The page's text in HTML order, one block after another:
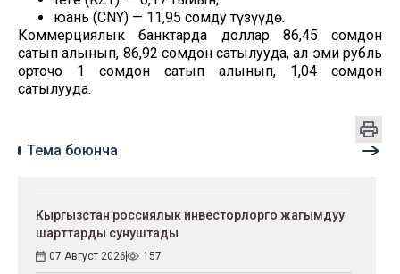
юань (CNY) — 11,95 сомду түзүүдө.
Коммерциялык банктарда доллар 86,45 сомдон
сатып алынып, 86,92 сомдон сатылууда, ал эми рубль
орточо 1 сомдон сатып алынып, 1,04 сомдон
сатылууда.
Тема боюнча
Кыргызстан россиялык инвесторлорго жагымдуу
шарттарды сунуштады
07 Август 2026 157